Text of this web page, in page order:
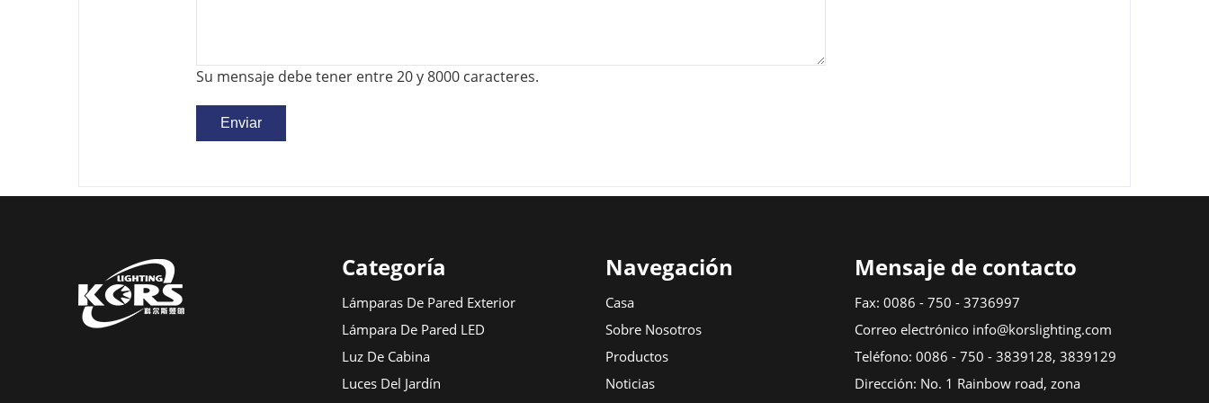
Su mensaje debe tener entre 20 y 8000 caracteres.
Categoría
Lámparas De Pared Exterior
Lámpara De Pared LED
Luz De Cabina
Luces Del Jardín
Navegación
Casa
Sobre Nosotros
Productos
Noticias
Mensaje de contacto
Fax: 0086 - 750 - 3736997
Correo electrónico info@korslighting.com
Teléfono: 0086 - 750 - 3839128, 3839129
Dirección: No. 1 Rainbow road, zona